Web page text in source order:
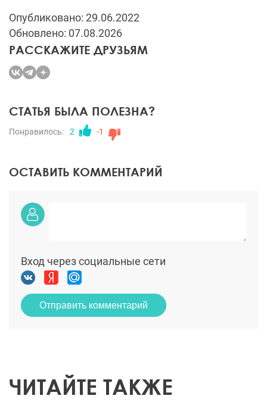
Опубликовано: 29.06.2022
Обновлено: 07.08.2026
РАССКАЖИТЕ ДРУЗЬЯМ
СТАТЬЯ БЫЛА ПОЛЕЗНА?
Понравилось: 2 -1
ОСТАВИТЬ КОММЕНТАРИЙ
Вход через социальные сети
Отправить комментарий
ЧИТАЙТЕ ТАКЖЕ